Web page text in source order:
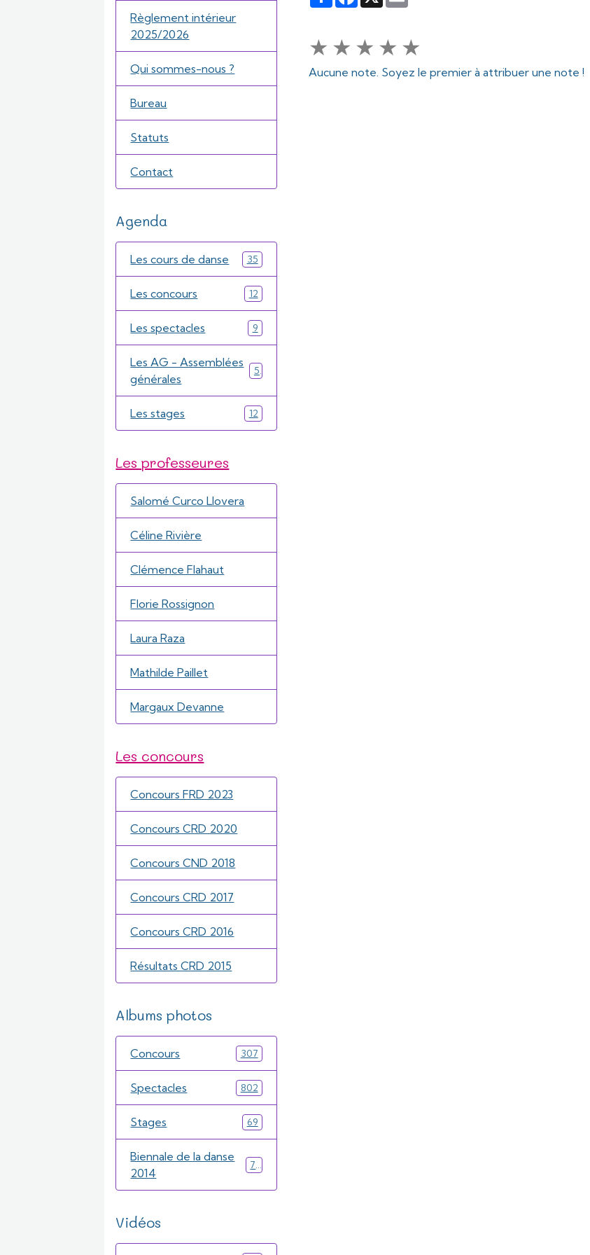
★ ★ ★ ★ ★
Aucune note. Soyez le premier à attribuer une note !
Règlement intérieur
2025/2026
Qui sommes-nous ?
Bureau
Statuts
Contact
Agenda
Les cours de danse 35
Les concours 12
Les spectacles 9
Les AG - Assemblées
générales
5
Les stages 12
Les professeures
Salomé Curco Llovera
Céline Rivière
Clémence Flahaut
Florie Rossignon
Laura Raza
Mathilde Paillet
Margaux Devanne
Les concours
Concours FRD 2023
Concours CRD 2020
Concours CND 2018
Concours CRD 2017
Concours CRD 2016
Résultats CRD 2015
Albums photos
Concours 307
Spectacles 802
Stages 69
Biennale de la danse
2014
71
Vidéos